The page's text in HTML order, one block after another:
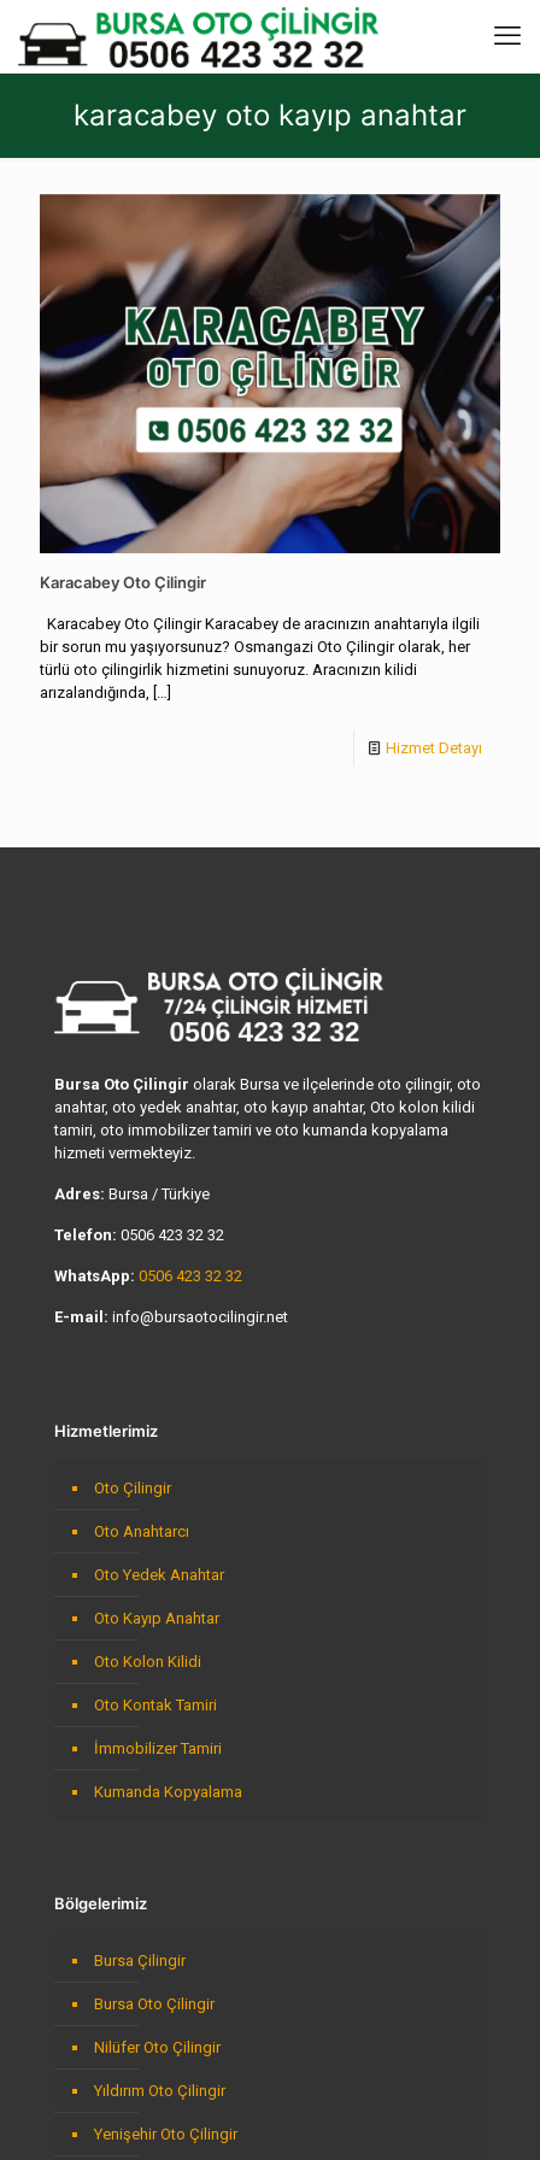
karacabey oto kayıp anahtar
Karacabey Oto Çilingir
Karacabey Oto Çilingir Karacabey de aracınızın anahtarıyla ilgili
bir sorun mu yaşıyorsunuz? Osmangazi Oto Çilingir olarak, her
türlü oto çilingirlik hizmetini sunuyoruz. Aracınızın kilidi
arızalandığında, […]
Hizmet Detayı
Bursa Oto Çilingir olarak Bursa ve ilçelerinde oto çilingir, oto
anahtar, oto yedek anahtar, oto kayıp anahtar, Oto kolon kilidi
tamiri, oto immobilizer tamiri ve oto kumanda kopyalama
hizmeti vermekteyiz.
Adres: Bursa / Türkiye
Telefon: 0506 423 32 32
WhatsApp: 0506 423 32 32
E-mail: info@bursaotocilingir.net
Hizmetlerimiz
Oto Çilingir
Oto Anahtarcı
Oto Yedek Anahtar
Oto Kayıp Anahtar
Oto Kolon Kilidi
Oto Kontak Tamiri
İmmobilizer Tamiri
Kumanda Kopyalama
Bölgelerimiz
Bursa Çilingir
Bursa Oto Çilingir
Nilüfer Oto Çilingir
Yıldırım Oto Çilingir
Yenişehir Oto Çilingir